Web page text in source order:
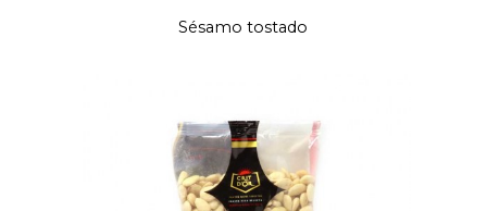
Sésamo tostado